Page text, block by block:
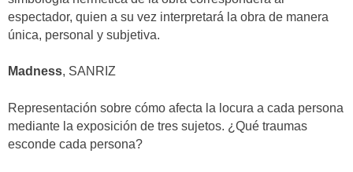
espectador, quien a su vez interpretará la obra de manera
única, personal y subjetiva.
Madness, SANRIZ
Representación sobre cómo afecta la locura a cada persona
mediante la exposición de tres sujetos. ¿Qué traumas
esconde cada persona?